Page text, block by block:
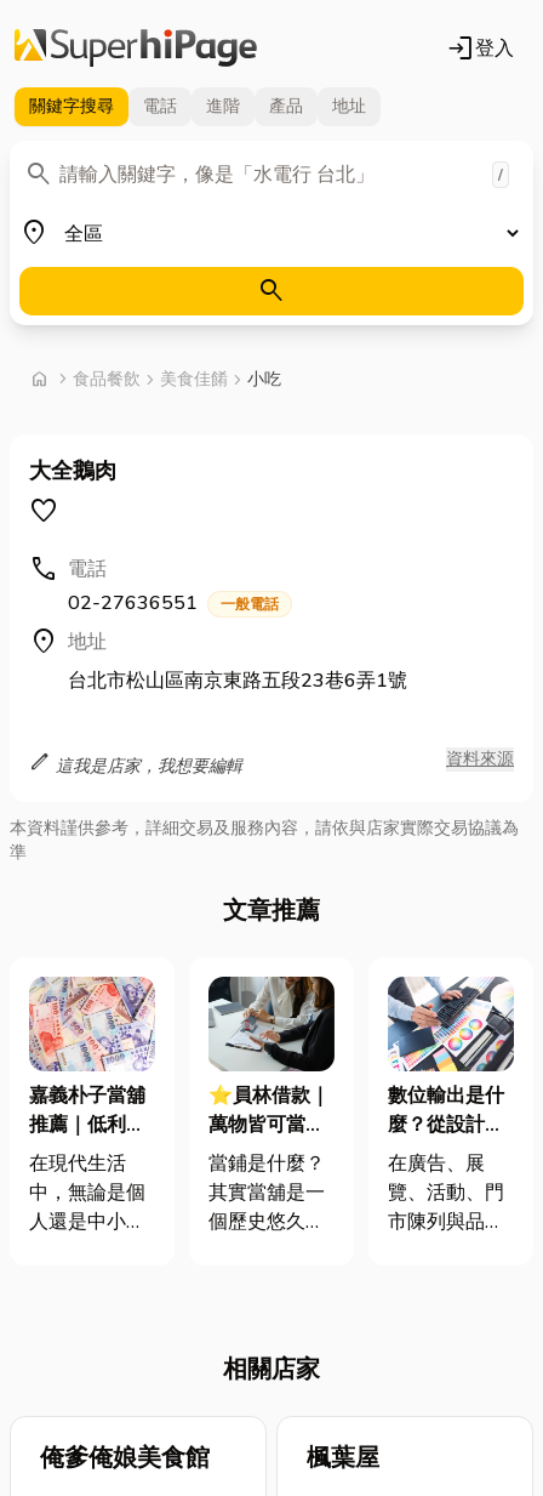
login登入
關鍵字搜尋 電話 進階 產品 地址
search
關鍵字 /
place
地區
search
home chevron_right 首頁
食品餐飲 chevron_right 美食佳餚 chevron_right 小吃
大全鵝肉
favorite
call 電話
02-27636551
一般電話
location_on 地址
台北市松山區南京東路五段23巷6弄1號
edit 這我是店家，我想要編輯 資料來源
本資料謹供參考，詳細交易及服務內容，請依與店家實際交易協議為
準
文章推薦
嘉義朴子當舖
推薦｜低利
息、免留車，
快速解決資金
周轉問題！
在現代生活
中，無論是個
人還是中小企
遇到短期現金
流壓力，需要
⭐員林借款｜
萬物皆可當？
當鋪收什麼？
合法當舖利
息、倉棧費上
當鋪是什麼？
其實當舖是一
個歷史悠久的
小編就來和大
收什麼？以及
當舖利息通常
數位輸出是什
麼？從設計到
成品，完整解
析數位輸出服
務與應用
在廣告、展
覽、活動、門
市陳列與品牌
大量印刷，數
相關店家
俺爹俺娘美食館 楓葉屋